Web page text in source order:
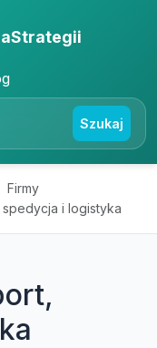
Szukaj
Firmy
spedycja i logistyka